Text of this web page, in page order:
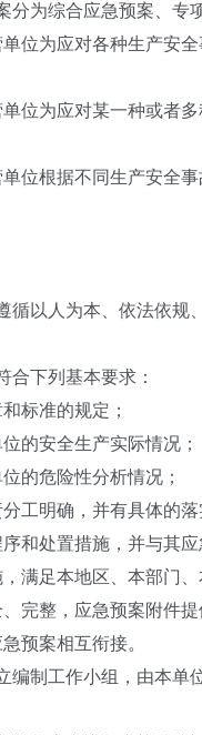
分为综合应急预案、专
位为应对各种生产安
位为应对某一种或者
位根据不同生产安全
循以人为本、依法依
合下列基本要求：
标准的规定；
的安全生产实际情况；
的危险性分析情况；
工明确，并有具体的落
和处置措施，并与其应
满足本地区、本部门
完整，应急预案附件提
预案相互衔接。
编制工作小组，由本单